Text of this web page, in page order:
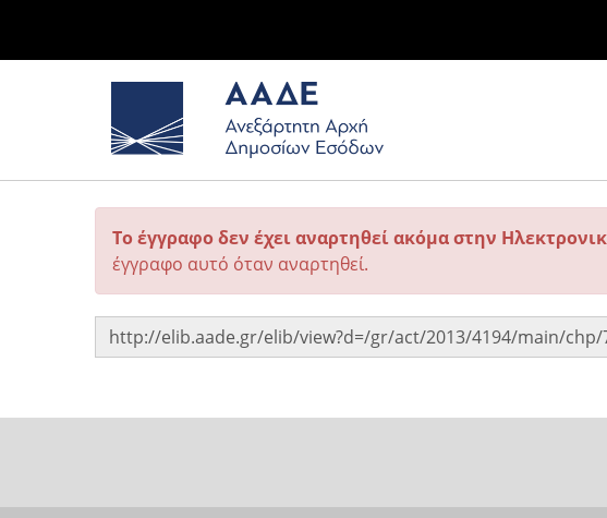
Το έγγραφο δεν έχει αναρτηθεί ακόμα στην
έγγραφο αυτό όταν αναρτηθεί.